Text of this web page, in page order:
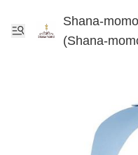
Shana-
(Shana-